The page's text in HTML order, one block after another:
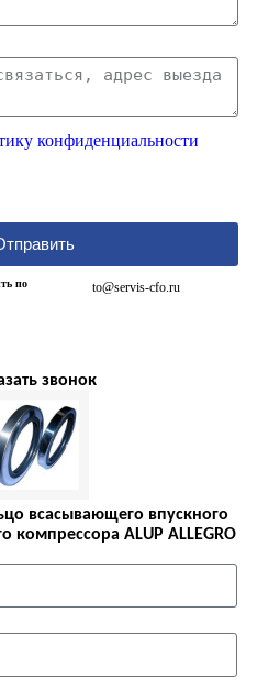
конфиденциальности
по
to@servis-cfo.ru
звонок
всасывающего впускного
компрессора ALUP ALLEGRO